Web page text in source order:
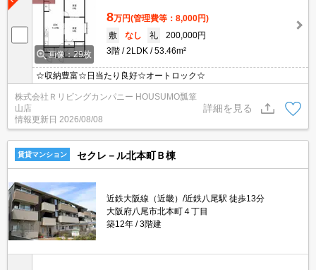
画像：29枚
8万円(管理費等：8,000円)
敷
なし 礼
200,000円
3階
2LDK 53.46m²
☆収納豊富☆日当たり良好☆オートロック☆
株式会社Ｒリビングカンパニー HOUSUMO瓢箪
山店
情報更新日 2026/08/08
詳細を見る
賃貸マンション セクレ－ル北本町Ｂ棟
近鉄大阪線（近畿）/近鉄八尾駅 徒歩13分
大阪府八尾市北本町４丁目
築12年
3階建